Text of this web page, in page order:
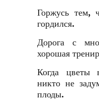
Горжусь тем,
гордился.
Дорога с
хорошая
Когда цветы
никто не
плоды.